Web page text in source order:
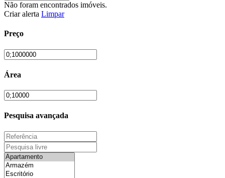
Não foram encontrados imóveis.
Criar alerta Limpar
Preço
Área
Pesquisa avançada